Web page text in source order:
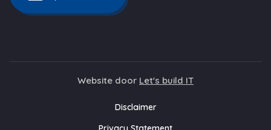
Website door Let's build IT
Disclaimer